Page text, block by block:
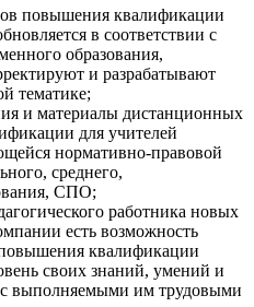
повышения квалификации
в соответствии с
образования,
и разрабатывают
тематике;
и материалы дистанционных
для учителей
нормативно-правовой
среднего,
СПО;
работника новых
есть возможность
квалификации
своих знаний, умений и
с выполняемыми им трудовыми